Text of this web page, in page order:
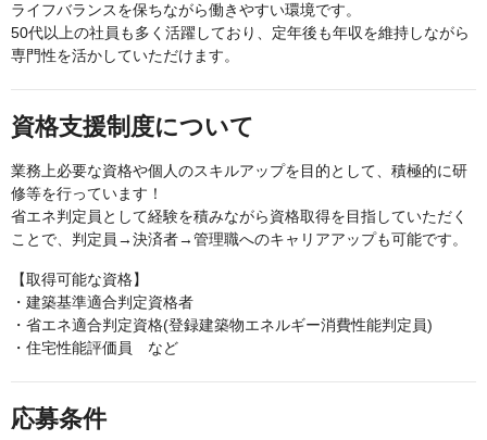
ライフバランスを保ちながら働きやすい環境です。
50代以上の社員も多く活躍しており、定年後も年収を維持しながら
専門性を活かしていただけます。
資格支援制度について
業務上必要な資格や個人のスキルアップを目的として、積極的に研
修等を行っています！
省エネ判定員として経験を積みながら資格取得を目指していただく
ことで、判定員→決済者→管理職へのキャリアアップも可能です。
【取得可能な資格】
・建築基準適合判定資格者
・省エネ適合判定資格(登録建築物エネルギー消費性能判定員)
・住宅性能評価員 など
応募条件